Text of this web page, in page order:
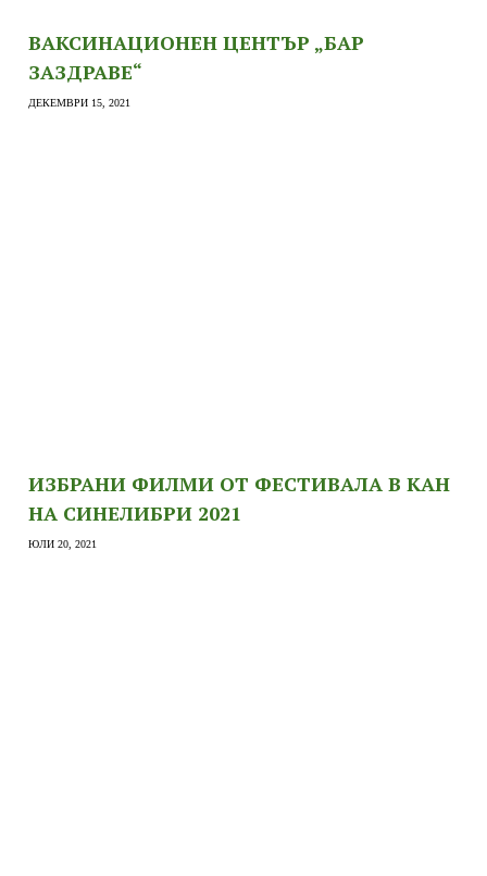
ВАКСИНАЦИОНЕН ЦЕНТЪР „БАР
ЗАЗДРАВЕ“
ДЕКЕМВРИ 15, 2021
ИЗБРАНИ ФИЛМИ ОТ ФЕСТИВАЛА В КАН
НА СИНЕЛИБРИ 2021
ЮЛИ 20, 2021